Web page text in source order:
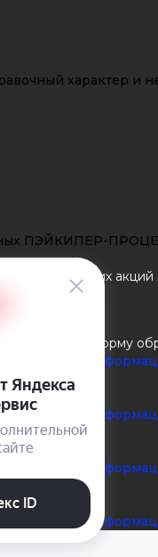
характер и
ПЭЙКИПЕР-
рассылку наших
через форму